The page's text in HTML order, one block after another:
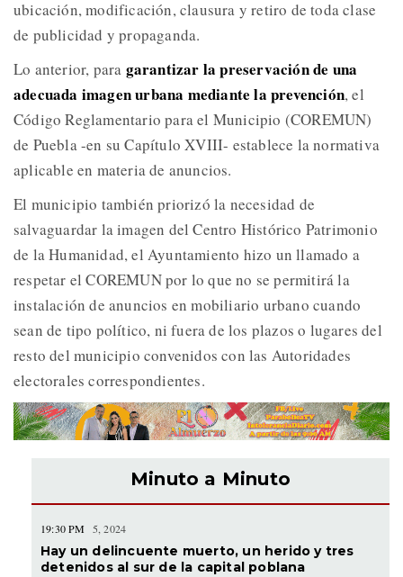
ubicación, modificación, clausura y retiro de toda clase
de publicidad y propaganda.
Lo anterior, para garantizar la preservación de una
adecuada imagen urbana mediante la prevención, el
Código Reglamentario para el Municipio (COREMUN)
de Puebla -en su Capítulo XVIII- establece la normativa
aplicable en materia de anuncios.
El municipio también priorizó la necesidad de
salvaguardar la imagen del Centro Histórico Patrimonio
de la Humanidad, el Ayuntamiento hizo un llamado a
respetar el COREMUN por lo que no se permitirá la
instalación de anuncios en mobiliario urbano cuando
sean de tipo político, ni fuera de los plazos o lugares del
resto del municipio convenidos con las Autoridades
electorales correspondientes.
Minuto a Minuto
19:30 PM 5, 2024
Hay un delincuente muerto, un herido y tres
detenidos al sur de la capital poblana